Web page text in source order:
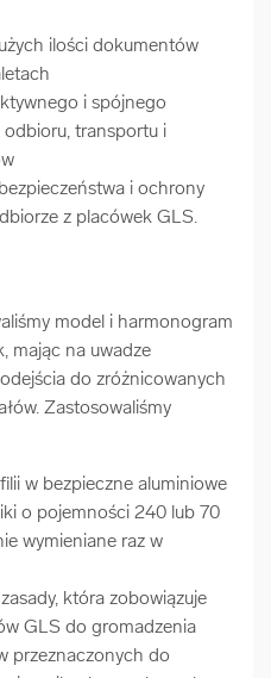
ilości dokumentów
i spójnego
odbioru, transportu i
i ochrony
z placówek GLS.
model i harmonogram
mając na uwadze
do zróżnicowanych
Zastosowaliśmy
w bezpieczne aluminiowe
o pojemności 240 lub 70
wymieniane raz w
która zobowiązuje
GLS do gromadzenia
przeznaczonych do